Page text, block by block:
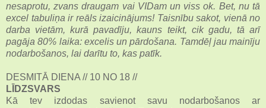
nesaprotu, zvans draugam vai VIDam un viss ok. Bet, nu tā
excel tabuliņa ir reāls izaicinājums! Taisnību sakot, vienā no
darba vietām, kurā pavadīju, kauns teikt, cik gadu, tā arī
pagāja 80% laika: excelis un pārdošana. Tamdēļ jau mainīju
nodarbošanos, lai darītu to, kas patīk.
DESMITĀ DIENA // 10 NO 18 //
LĪDZSVARS
Kā tev izdodas savienot savu nodarbošanos ar